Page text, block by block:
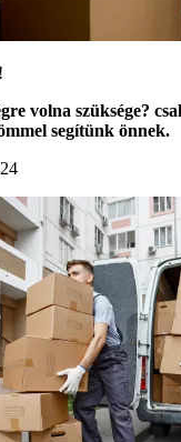
volna szüksége?
segítünk önnek.